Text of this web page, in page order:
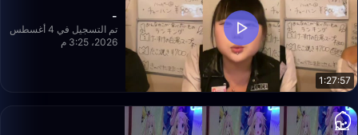
1:27:57
-
تم التسجيل في 4 أغسطس
2026، 3:25 م